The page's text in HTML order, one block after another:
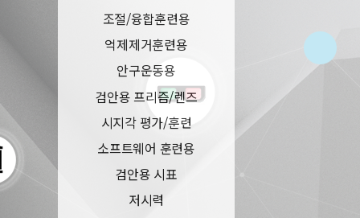
조절/융합훈련용
억제제거훈련용
안구운동용
검안용 프리즘/렌즈
시지각 평가/훈련
소프트웨어 훈련용
검안용 시표
저시력